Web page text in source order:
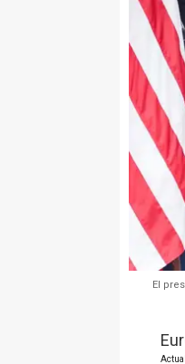
El